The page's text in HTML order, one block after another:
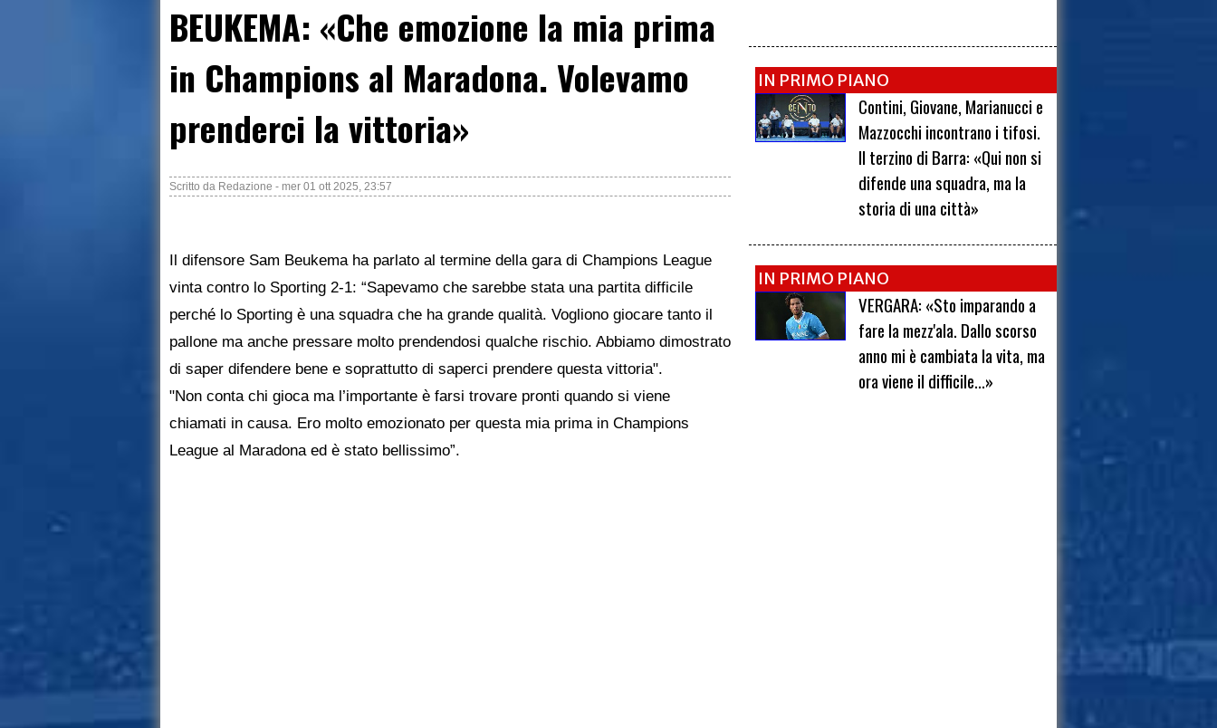
BEUKEMA: «Che emozione la mia prima
in Champions al Maradona. Volevamo
prenderci la vittoria»
Scritto da Redazione - mer 01 ott 2025, 23:57
Il difensore Sam Beukema ha parlato al termine della gara di Champions League
vinta contro lo Sporting 2-1: “Sapevamo che sarebbe stata una partita difficile
perché lo Sporting è una squadra che ha grande qualità. Vogliono giocare tanto il
pallone ma anche pressare molto prendendosi qualche rischio. Abbiamo dimostrato
di saper difendere bene e soprattutto di saperci prendere questa vittoria".
"Non conta chi gioca ma l’importante è farsi trovare pronti quando si viene
chiamati in causa. Ero molto emozionato per questa mia prima in Champions
League al Maradona ed è stato bellissimo”.
IN PRIMO PIANO
Contini, Giovane, Marianucci e
Mazzocchi incontrano i tifosi.
Il terzino di Barra: «Qui non si
difende una squadra, ma la
storia di una città»
IN PRIMO PIANO
VERGARA: «Sto imparando a
fare la mezz'ala. Dallo scorso
anno mi è cambiata la vita, ma
ora viene il difficile...»